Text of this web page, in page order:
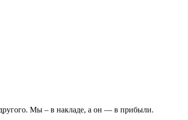
Мы – в накладе, а он — в прибыли.